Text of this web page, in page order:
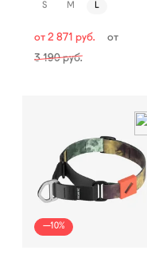
S M L
от 2 871 руб.
от
3 190руб.
—10%